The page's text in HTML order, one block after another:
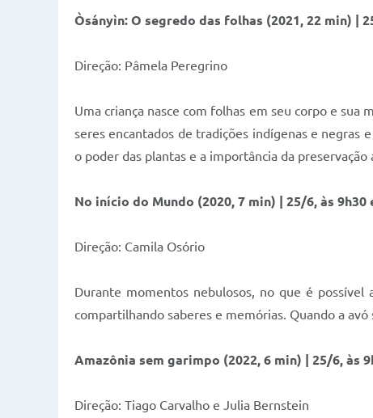
Òsányìn: O segredo das folhas (2021, 22 min) |
Direção: Pâmela Peregrino
Uma criança nasce com folhas em seu corpo e sua
seres encantados de tradições indígenas e negras
o poder das plantas e a importância da preservação
No início do Mundo (2020, 7 min) | 25/6, às 9h30
Direção: Camila Osório
Durante momentos nebulosos, no que é possível
compartilhando saberes e memórias. Quando a
Amazônia sem garimpo (2022, 6 min) | 25/6, às
Direção: Tiago Carvalho e Julia Bernstein